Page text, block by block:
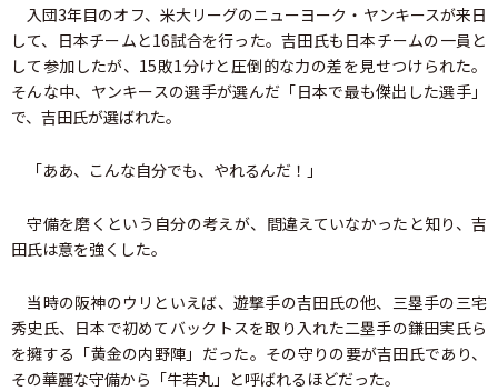
入団3年目のオフ、米大リーグのニューヨーク・ヤンキースが来日
して、日本チームと16試合を行った。吉田氏も日本チームの一員と
して参加したが、15敗1分けと圧倒的な力の差を見せつけられた。
そんな中、ヤンキースの選手が選んだ「日本で最も傑出した選手」
で、吉田氏が選ばれた。
「ああ、こんな自分でも、やれるんだ！」
守備を磨くという自分の考えが、間違えていなかったと知り、吉
田氏は意を強くした。
当時の阪神のウリといえば、遊撃手の吉田氏の他、三塁手の三宅
秀史氏、日本で初めてバックトスを取り入れた二塁手の鎌田実氏ら
を擁する「黄金の内野陣」だった。その守りの要が吉田氏であり、
その華麗な守備から「牛若丸」と呼ばれるほどだった。